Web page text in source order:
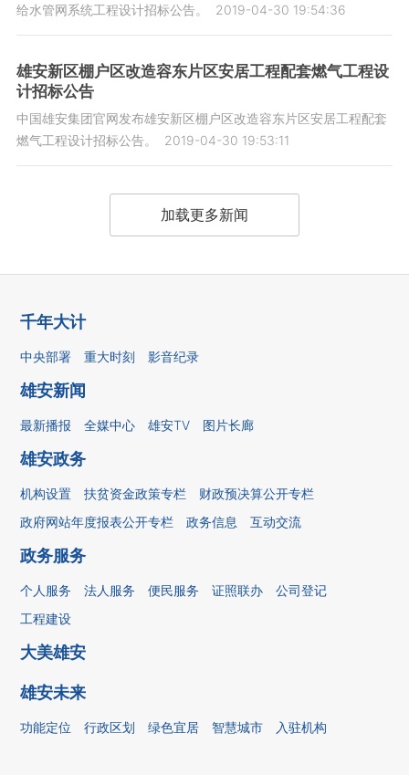
给水管网系统工程设计招标公告。
2019-04-30 19:54:36
雄安新区棚户区改造容东片区安居工程配套燃气工程设
计招标公告
中国雄安集团官网发布雄安新区棚户区改造容东片区安居工程配套
燃气工程设计招标公告。
2019-04-30 19:53:11
加载更多新闻
千年大计
中央部署 重大时刻 影音纪录
雄安新闻
最新播报 全媒中心 雄安TV 图片长廊
雄安政务
机构设置 扶贫资金政策专栏
财政预决算公开专栏
政府网站年度报表公开专栏
政务信息 互动交流
政务服务
个人服务 法人服务 便民服务 证照联办
公司登记
工程建设
大美雄安
雄安未来
功能定位 行政区划 绿色宜居 智慧城市 入驻机构